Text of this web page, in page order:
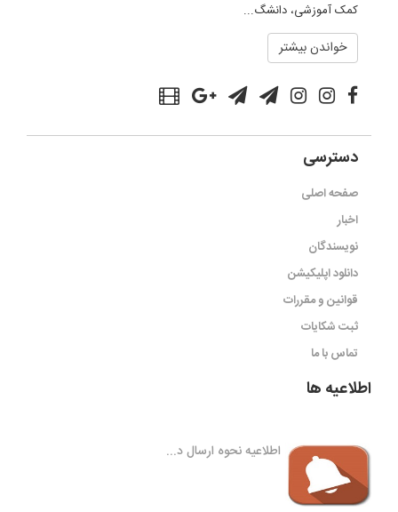
کمک آموزشی، دانشگ...
خواندن بیشتر
دسترسی
صفحه اصلی
اخبار
نویسندگان
دانلود اپلیکیشن
قوانین و مقررات
ثبت شکایات
تماس با ما
اطلاعیه ها
اطلاعیه نحوه ارسال د...